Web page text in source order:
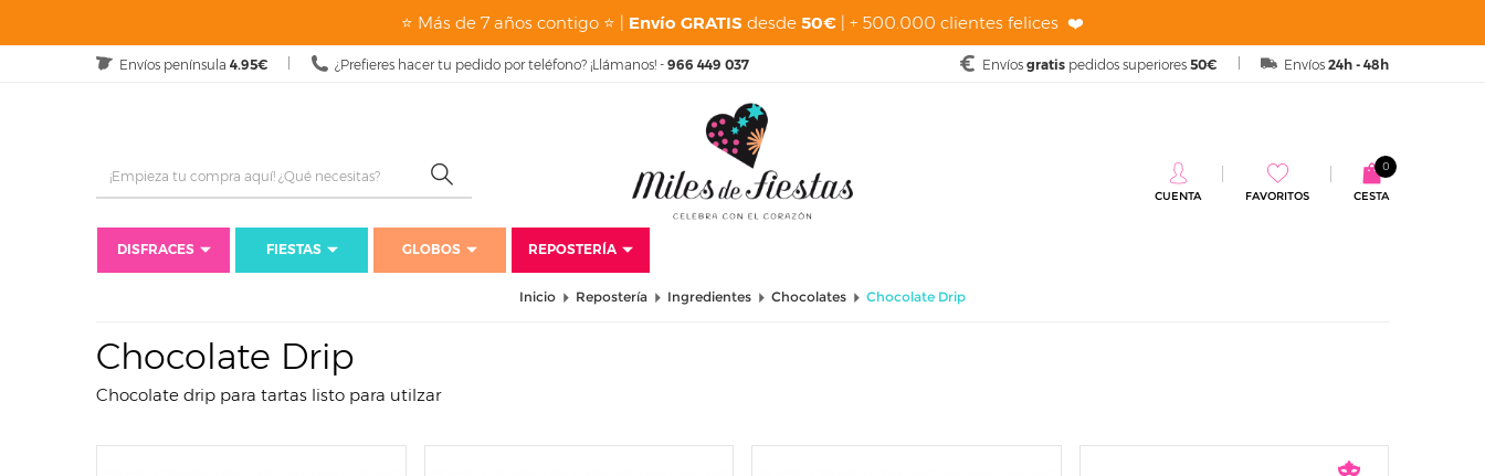
⭐ Más de 7 años contigo ⭐ | Envío GRATIS desde 50€ | + 500.000 clientes felices ❤️
Envíos península 4.95€ ¿Prefieres hacer tu pedido por teléfono? ¡Llámanos! - 966 449 037 Envíos 24h - 48h
Envíos gratis pedidos superiores 50€
CESTA
0
CUENTA FAVORITOS
DISFRACES FIESTAS GLOBOS REPOSTERÍA
Inicio Repostería Ingredientes Chocolates Chocolate Drip
Chocolate Drip
Chocolate drip para tartas listo para utilzar